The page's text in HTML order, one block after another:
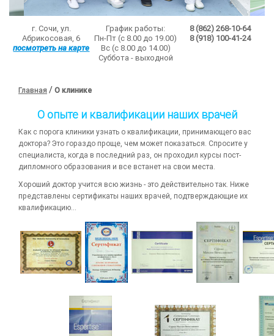
г. Сочи, ул.
Абрикосовая, 6
посмотреть на карте
График работы:
Пн-Пт (с 8.00 до 19.00)
Вс (с 8.00 до 14.00)
Суббота - выходной
8 (862) 268-10-64
8 (918) 100-41-24
Главная / О клинике
О опыте и квалификации наших врачей
Как с порога клиники узнать о квалификации, принимающего вас
доктора? Это гораздо проще, чем может показаться. Спросите у
специалиста, когда в последний раз, он проходил курсы пост-
дипломного образования и все встанет на свои места.
Хороший доктор учится всю жизнь - это действительно так. Ниже
представлены сертификаты наших врачей, подтверждающие их
квалификацию…